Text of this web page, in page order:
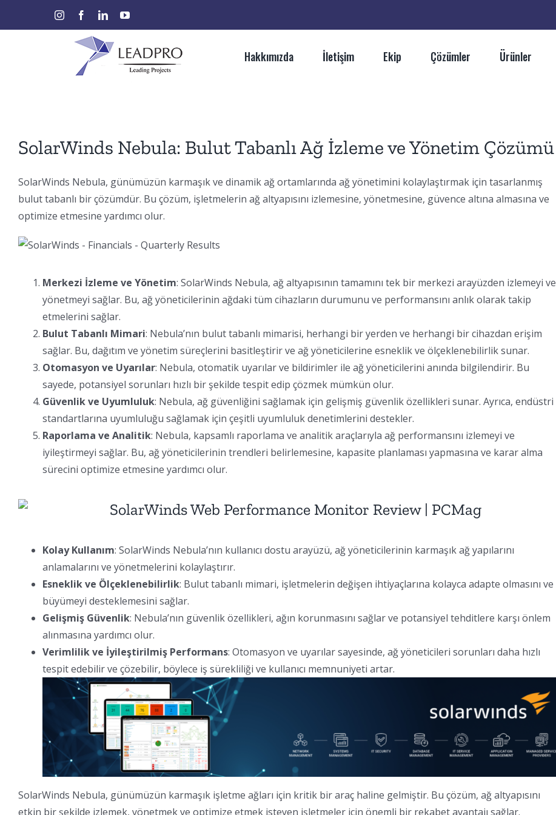
instagramfacebooklinkedinyoutube
Hakkımızda İletişim Ekip Çözümler Ürünler
SolarWinds Nebula: Bulut Tabanlı Ağ İzleme ve Yönetim Çözümü
SolarWinds Nebula, günümüzün karmaşık ve dinamik ağ ortamlarında ağ yönetimini kolaylaştırmak için tasarlanmış
bulut tabanlı bir çözümdür. Bu çözüm, işletmelerin ağ altyapısını izlemesine, yönetmesine, güvence altına almasına ve
optimize etmesine yardımcı olur.
Merkezi İzleme ve Yönetim: SolarWinds Nebula, ağ altyapısının tamamını tek bir merkezi arayüzden izlemeyi ve
yönetmeyi sağlar. Bu, ağ yöneticilerinin ağdaki tüm cihazların durumunu ve performansını anlık olarak takip
etmelerini sağlar.
Bulut Tabanlı Mimari: Nebula’nın bulut tabanlı mimarisi, herhangi bir yerden ve herhangi bir cihazdan erişim
sağlar. Bu, dağıtım ve yönetim süreçlerini basitleştirir ve ağ yöneticilerine esneklik ve ölçeklenebilirlik sunar.
Otomasyon ve Uyarılar: Nebula, otomatik uyarılar ve bildirimler ile ağ yöneticilerini anında bilgilendirir. Bu
sayede, potansiyel sorunları hızlı bir şekilde tespit edip çözmek mümkün olur.
Güvenlik ve Uyumluluk: Nebula, ağ güvenliğini sağlamak için gelişmiş güvenlik özellikleri sunar. Ayrıca, endüstri
standartlarına uyumluluğu sağlamak için çeşitli uyumluluk denetimlerini destekler.
Raporlama ve Analitik: Nebula, kapsamlı raporlama ve analitik araçlarıyla ağ performansını izlemeyi ve
iyileştirmeyi sağlar. Bu, ağ yöneticilerinin trendleri belirlemesine, kapasite planlaması yapmasına ve karar alma
sürecini optimize etmesine yardımcı olur.
Kolay Kullanım: SolarWinds Nebula’nın kullanıcı dostu arayüzü, ağ yöneticilerinin karmaşık ağ yapılarını
anlamalarını ve yönetmelerini kolaylaştırır.
Esneklik ve Ölçeklenebilirlik: Bulut tabanlı mimari, işletmelerin değişen ihtiyaçlarına kolayca adapte olmasını ve
büyümeyi desteklemesini sağlar.
Gelişmiş Güvenlik: Nebula’nın güvenlik özellikleri, ağın korunmasını sağlar ve potansiyel tehditlere karşı önlem
alınmasına yardımcı olur.
Verimlilik ve İyileştirilmiş Performans: Otomasyon ve uyarılar sayesinde, ağ yöneticileri sorunları daha hızlı
tespit edebilir ve çözebilir, böylece iş sürekliliği ve kullanıcı memnuniyeti artar.
SolarWinds Nebula, günümüzün karmaşık işletme ağları için kritik bir araç haline gelmiştir. Bu çözüm, ağ altyapısını
etkin bir şekilde izlemek, yönetmek ve optimize etmek isteyen işletmeler için önemli bir rekabet avantajı sağlar.